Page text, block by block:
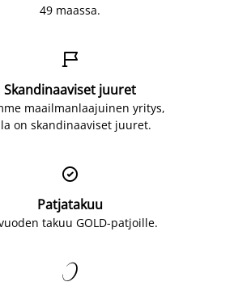
49 maassa.

Skandinaaviset juuret
maailmanlaajuinen yritys,
on skandinaaviset juuret.

Patjatakuu
takuu GOLD-patjoille.
